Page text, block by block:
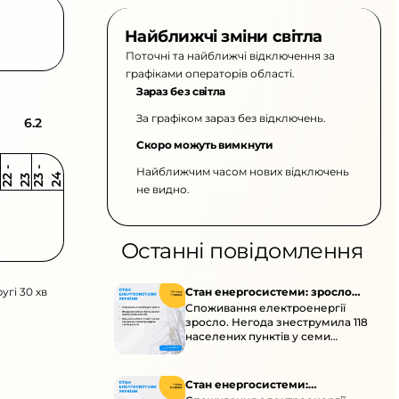
6.2
2 2
-
2 3 2 3
-
2 4
30 хв
Найближчі зміни світла
Поточні та найближчі відключення за
графіками операторів області.
Зараз без світла
За графіком зараз без відключень.
Скоро можуть вимкнути
Найближчим часом нових відключень
не видно.
Останні повідомлення
Стан енергосистеми: зросло
споживання через негоду
Споживання електроенергії
зросло. Негода знеструмила 118
населених пунктів у семи
областях. Обмежте
електроприладами 10:00–23:00.
Стан енергосистеми: